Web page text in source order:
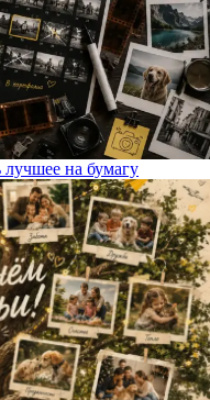
на бумагу